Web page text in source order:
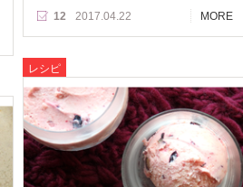
12 2017.04.22 MORE
レシピ